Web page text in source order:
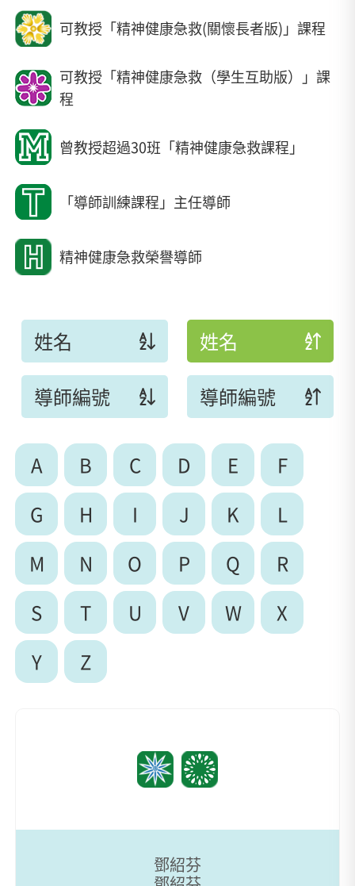
可教授「精神健康急救(關懷長者版)」課程
可教授「精神健康急救（學生互助版）」課
程
曾教授超過30班「精神健康急救課程」
「導師訓練課程」主任導師
精神健康急救榮譽導師
姓名
姓名
導師編號
導師編號
A B C D E
F
G
H I J K
L
M
N O P Q
R
S
T U V W
X
Y
Z
鄧紹芬